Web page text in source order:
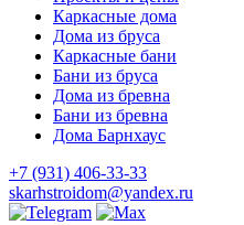
Каркасные дома
Дома из бруса
Каркасные бани
Бани из бруса
Дома из бревна
Бани из бревна
Дома Барнхаус
+7 (931) 406-33-33
skarhstroidom@yandex.ru